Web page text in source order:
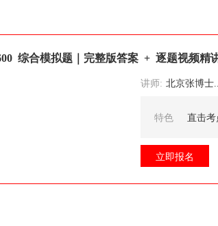
综合模拟题｜完整版答案 + 逐题视频精
讲师: 北京张博士医考巡讲团核心讲师
特色 直击考
立即报名